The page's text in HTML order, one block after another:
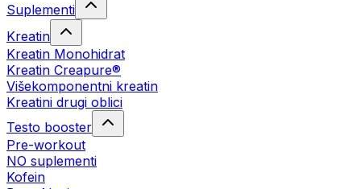
Suplementi
Kreatin
Kreatin Monohidrat
Kreatin Creapure®
Višekomponentni kreatin
Kreatini drugi oblici
Testo booster
Pre-workout
NO suplementi
Kofein